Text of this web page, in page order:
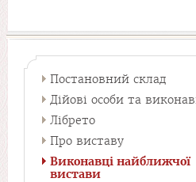
Постановний склад
Дійові особи та
Лібрето
Про виставу
Виконавці найближчої
вистави